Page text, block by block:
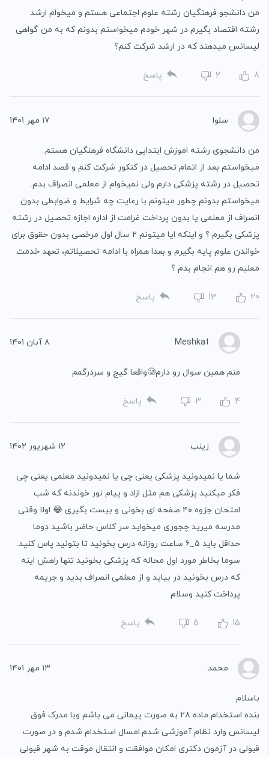
من دانشجو فرهنگیان رشته علوم اجتماعی هستم و میخوام ارشد
رشته اقتصاد بگیرم در شهر خودم میخواستم بدونم که به من گواهی
لیسانس میدهند که در ارشد شرکت کنم؟
8
2 پاسخ
سلوا ۱۷ مهر ۱۴۰۱
من دانشجوی رشته اموزش ابتدایی دانشگاه فرهنگیان هستم.
میخواستم بعد از اتمام تحصیل در کنکور شرکت کنم و قصد ادامه
تحصیل در رشته پزشکی دارم ولی نمیخوام از معلمی انصراف بدم.
میخواستم بدونم چطور میتونم با رعایت چه شرایط و ضوابطی بدون
انصراف از معلمی یا بدون پرداخت غرامت از اداره اجازه تحصیل در رشته
پزشکی بگیرم ؟ و اینکه ایا میتونم ۲ سال اول مرخصی بدون حقوق برای
خواندن علوم پایه بگیرم و بعدا همراه با ادامه تحصیلاتم، تعهد خدمت
معلیم رو هم انجام بدم ؟
20
13 پاسخ
Meshkat ۸ آبان ۱۴۰۱
منم همین سوال رو دارم🥲واقعا گیج و سردرگمم
4
3 پاسخ
زینب ۱۲ شهریور ۱۴۰۲
شما یا نمیدونید پزشکی یعنی چی یا نمیدونید معلمی یعنی چی
فکر میکنید پزشکی هم مثل ازاد و پیام نور خوندنه که شب
امتحان جزوه ۴۰ صفحه ای بخونی و بیست بگیری 😂 اولا وقتی
مدرسه میرید چجوری میخواید سر کلاس حاضر باشید دوما
حداقل باید ۵_۶ ساعت روزانه درس بخونید تا بتونید پاس کنید.
سوما بخاطر مورد اول محاله که پزشکی بخونید تنها راهش اینه
که درس بخونید در بیاید و از معلمی انصراف بدید و جریمه
پرداخت کنید وسلام
15
5 پاسخ
محمد ۱۳ مهر ۱۴۰۱
باسلام
بنده استخدام ماده ۲۸ به صورت پیمانی می باشم وبا مدرک فوق
لیسانس وارد نظام آموزشی شدم.امسال استخدام شدم و در صورت
قبولی در آزمون دکتری امکان موافقت و انتقال موقت به شهر قبولی